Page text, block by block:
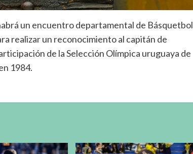
un encuentro departamental de Básquetbol
realizar un reconocimiento al capitán de
de la Selección Olímpica uruguaya de
1984.